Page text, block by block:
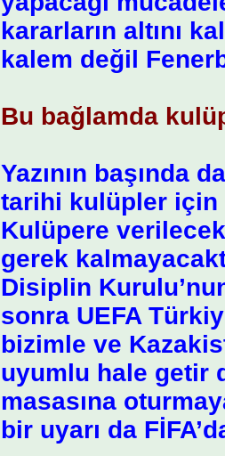
kararların altını
kalem değil
Bu bağlamda
Yazının başında
tarihi kulüpler
Kulüpere
gerek
Disiplin
sonra UEFA
bizimle ve
uyumlu hale getir
masasına
bir uyarı da